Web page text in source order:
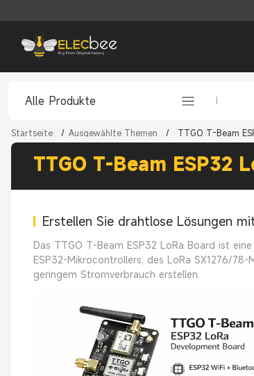
Alle Produkte
Startseite / Ausgewählte Themen / TTGO T-Beam
TTGO T-Beam
Erstellen Sie drahtlose Lösungen
Das TTGO T-Beam ESP32 LoRa Board ist
ESP32-Mikrocontrollers, des LoRa SX1276/
geringem Stromverbrauch erstellen.